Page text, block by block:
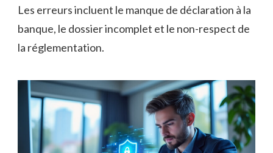
Les erreurs incluent le manque de déclaration à la
banque, le dossier incomplet et le non-respect de
la réglementation.